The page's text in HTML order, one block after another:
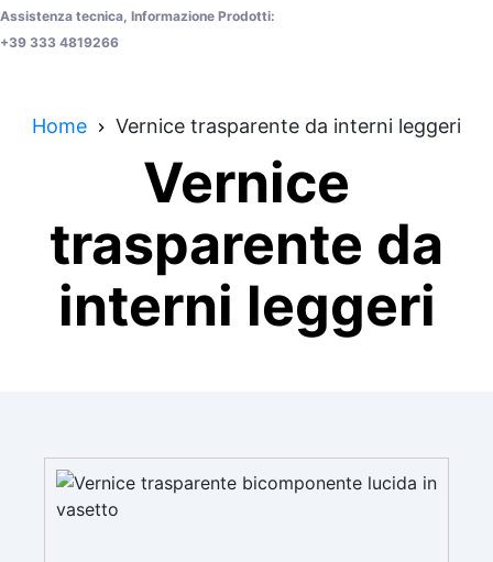
Assistenza tecnica, Informazione Prodotti:
+39 333 4819266
Home Vernice trasparente da interni leggeri
Vernice
trasparente da
interni leggeri